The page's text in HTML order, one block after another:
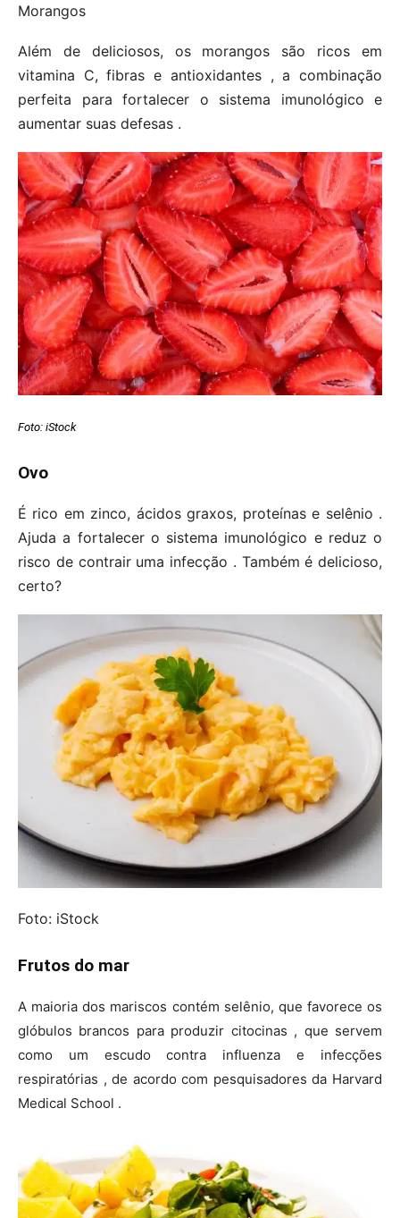
Morangos
Além de deliciosos, os morangos são ricos em
vitamina C, fibras e antioxidantes , a combinação
perfeita para fortalecer o sistema imunológico e
aumentar suas defesas .
Foto: iStock
Ovo
É rico em zinco, ácidos graxos, proteínas e selênio .
Ajuda a fortalecer o sistema imunológico e reduz o
risco de contrair uma infecção . Também é delicioso,
certo?
Foto: iStock
Frutos do mar
A maioria dos mariscos contém selênio, que favorece os
glóbulos brancos para produzir citocinas , que servem
como um escudo contra influenza e infecções
respiratórias , de acordo com pesquisadores da Harvard
Medical School .